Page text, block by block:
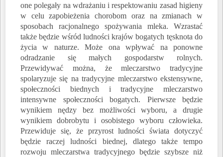
one polegały na wdrażaniu i respektowaniu zasad higieny
w celu zapobieżenia chorobom oraz na zmianach w
sposobach racjonalnego spożywania mleka. Wzrastać
także będzie wśród ludności krajów bogatych tęsknota do
życia w naturze. Może ona wpływać na ponowne
odradzanie się małych gospodarstw rolnych.
Przewidywać można, że mleczarstwo tradycyjne
spolaryzuje się na tradycyjne mleczarstwo ekstensywne,
społeczności biednych i tradycyjne mleczarstwo
intensywne społeczności bogatych. Pierwsze będzie
wynikiem nędzy bez możliwości wyboru, a drugie
wynikiem dobrobytu i osobistego wyboru człowieka.
Przewiduje się, że przyrost ludności świata dotyczyć
będzie raczej ludności biednej, dlatego także tempo
rozwoju mleczarstwa tradycyjnego będzie szybsze niż